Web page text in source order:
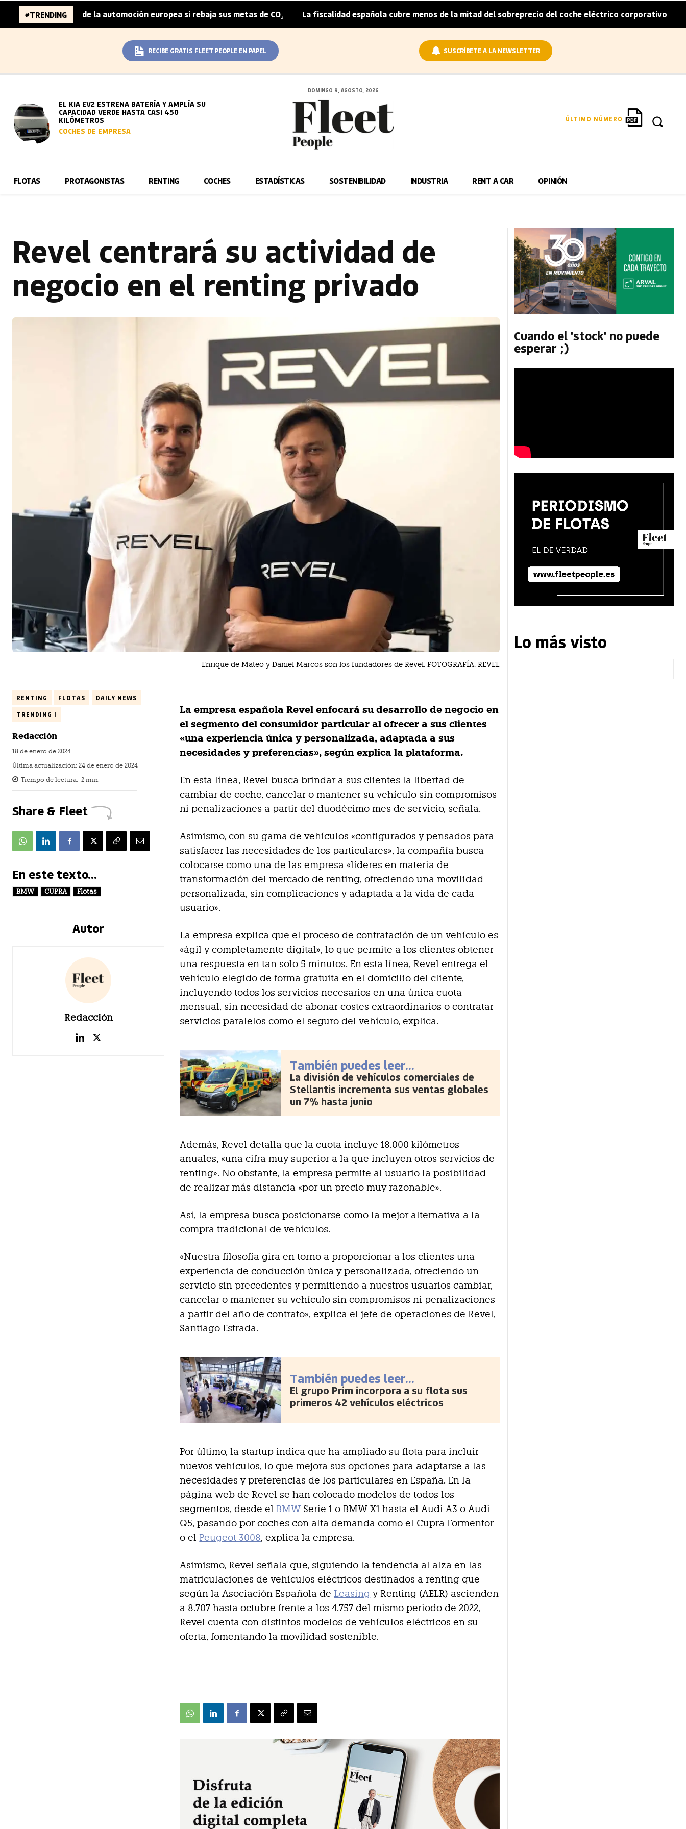
#TRENDING
millones de la automoción europea si rebaja sus metas de CO₂ | La fiscalidad española cubre menos de la mitad del sobreprecio del coche eléctrico corporativo | Arval
RECIBE GRATIS FLEET PEOPLE EN PAPEL SUSCRÍBETE A LA NEWSLETTER
EL KIA EV2 ESTRENA BATERÍA Y AMPLÍA SU
CAPACIDAD VERDE HASTA CASI 450
KILÓMETROS
COCHES DE EMPRESA
DOMINGO 9, AGOSTO, 2026
ÚLTIMO NÚMERO
FLOTAS PROTAGONISTAS RENTING COCHES ESTADÍSTICAS SOSTENIBILIDAD INDUSTRIA RENT A CAR OPINIÓN
Revel centrará su actividad de
negocio en el renting privado
Enrique de Mateo y Daniel Marcos son los fundadores de Revel. FOTOGRAFÍA: REVEL
RENTING FLOTAS DAILY NEWS
TRENDING I
Redacción
18 de enero de 2024
Última actualización: 24 de enero de 2024
Tiempo de lectura: 2 min.
Share & Fleet
En este texto...
BMW CUPRA Flotas
Autor
Redacción
La empresa española Revel enfocará su desarrollo de negocio en
el segmento del consumidor particular al ofrecer a sus clientes
«una experiencia única y personalizada, adaptada a sus
necesidades y preferencias», según explica la plataforma.
En esta línea, Revel busca brindar a sus clientes la libertad de
cambiar de coche, cancelar o mantener su vehículo sin compromisos
ni penalizaciones a partir del duodécimo mes de servicio, señala.
Asimismo, con su gama de vehículos «configurados y pensados para
satisfacer las necesidades de los particulares», la compañía busca
colocarse como una de las empresa «líderes en materia de
transformación del mercado de renting, ofreciendo una movilidad
personalizada, sin complicaciones y adaptada a la vida de cada
usuario».
La empresa explica que el proceso de contratación de un vehículo es
«ágil y completamente digital», lo que permite a los clientes obtener
una respuesta en tan solo 5 minutos. En esta línea, Revel entrega el
vehículo elegido de forma gratuita en el domicilio del cliente,
incluyendo todos los servicios necesarios en una única cuota
mensual, sin necesidad de abonar costes extraordinarios o contratar
servicios paralelos como el seguro del vehículo, explica.
También puedes leer...
La división de vehículos comerciales de
Stellantis incrementa sus ventas globales
un 7% hasta junio
Además, Revel detalla que la cuota incluye 18.000 kilómetros
anuales, «una cifra muy superior a la que incluyen otros servicios de
renting». No obstante, la empresa permite al usuario la posibilidad
de realizar más distancia «por un precio muy razonable».
Así, la empresa busca posicionarse como la mejor alternativa a la
compra tradicional de vehículos.
«Nuestra filosofía gira en torno a proporcionar a los clientes una
experiencia de conducción única y personalizada, ofreciendo un
servicio sin precedentes y permitiendo a nuestros usuarios cambiar,
cancelar o mantener su vehículo sin compromisos ni penalizaciones
a partir del año de contrato», explica el jefe de operaciones de Revel,
Santiago Estrada.
También puedes leer...
El grupo Prim incorpora a su flota sus
primeros 42 vehículos eléctricos
Por último, la startup indica que ha ampliado su flota para incluir
nuevos vehículos, lo que mejora sus opciones para adaptarse a las
necesidades y preferencias de los particulares en España. En la
página web de Revel se han colocado modelos de todos los
segmentos, desde el BMW Serie 1 o BMW X1 hasta el Audi A3 o Audi
Q5, pasando por coches con alta demanda como el Cupra Formentor
o el Peugeot 3008, explica la empresa.
Asimismo, Revel señala que, siguiendo la tendencia al alza en las
matriculaciones de vehículos eléctricos destinados a renting que
según la Asociación Española de Leasing y Renting (AELR) ascienden
a 8.707 hasta octubre frente a los 4.757 del mismo periodo de 2022,
Revel cuenta con distintos modelos de vehículos eléctricos en su
oferta, fomentando la movilidad sostenible.
Cuando el 'stock' no puede
esperar ;)
Lo más visto